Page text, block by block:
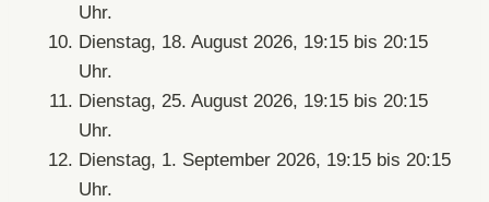
Uhr.
Dienstag, 18. August 2026, 19:15 bis 20:15
Uhr.
Dienstag, 25. August 2026, 19:15 bis 20:15
Uhr.
Dienstag, 1. September 2026, 19:15 bis 20:15
Uhr.